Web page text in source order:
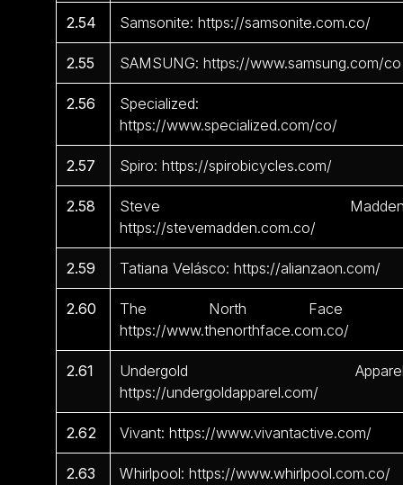
2.54 Samsonite: https://samsonite.com.co/
2.55 SAMSUNG: https://www.samsung.com/co
2.56
Specialized:
https://www.specialized.com/co/
2.57 Spiro: https://spirobicycles.com/
2.58
Steve
https://stevemadden.com.co/
2.59 Tatiana Velásco: https://alianzaon.com/
2.60
The North Face
https://www.thenorthface.com.co/
2.61
Undergold
https://undergoldapparel.com/
2.62 Vivant: https://www.vivantactive.com/
2.63 Whirlpool: https://www.whirlpool.com.co/